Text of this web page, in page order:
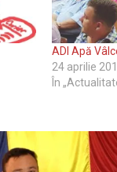
ADI Apă
24 aprilie
În